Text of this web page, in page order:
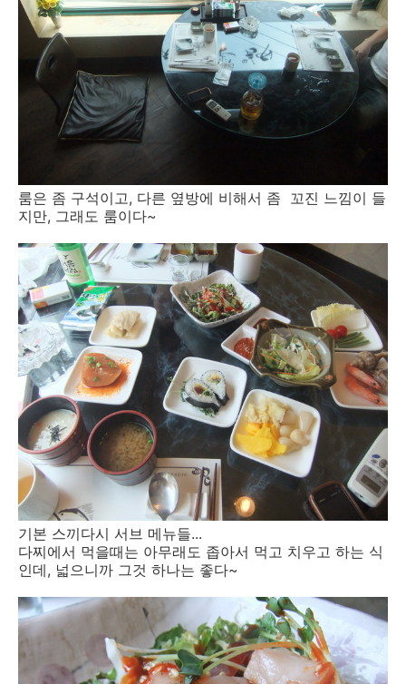
룸은 좀 구석이고, 다른 옆방에 비해서 좀 꼬진 느낌이 들
지만, 그래도 룸이다~
기본 스끼다시 서브 메뉴들...
다찌에서 먹을때는 아무래도 좁아서 먹고 치우고 하는 식
인데, 넓으니까 그것 하나는 좋다~